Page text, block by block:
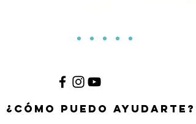
¿Cómo Puedo ayudarte?